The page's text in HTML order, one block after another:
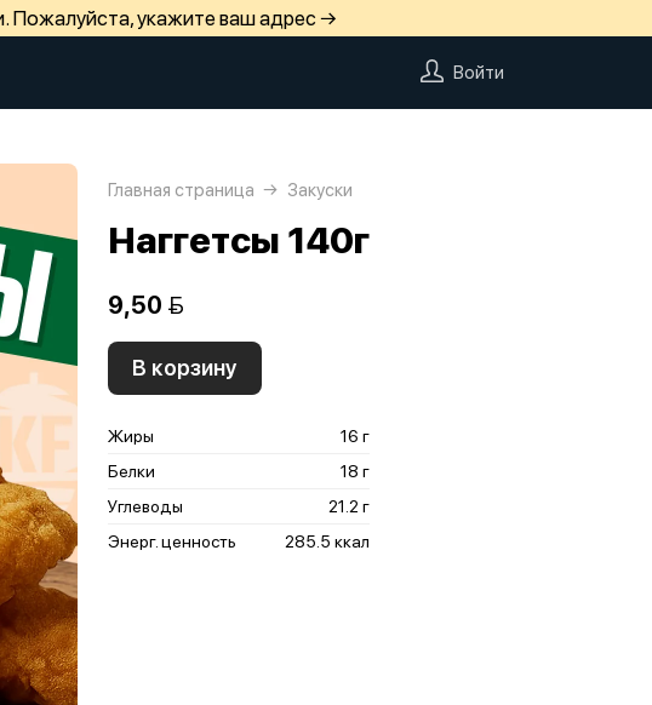
Пожалуйста, укажите ваш адрес →
Войти
Главная страница Закуски
Наггетсы 140г
9,50 
В корзину
Жиры
16 г
Белки
18 г
Углеводы
21.2 г
Энерг. ценность
285.5 ккал